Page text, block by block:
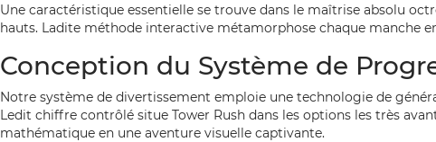
Une caractéristique essentielle se trouve dans le maîtrise absolu
hauts. Ladite méthode interactive métamorphose chaque manche
Conception du Système de
Notre système de divertissement emploie une technologie de
Ledit chiffre contrôlé situe Tower Rush dans les options les très
mathématique en une aventure visuelle captivante.